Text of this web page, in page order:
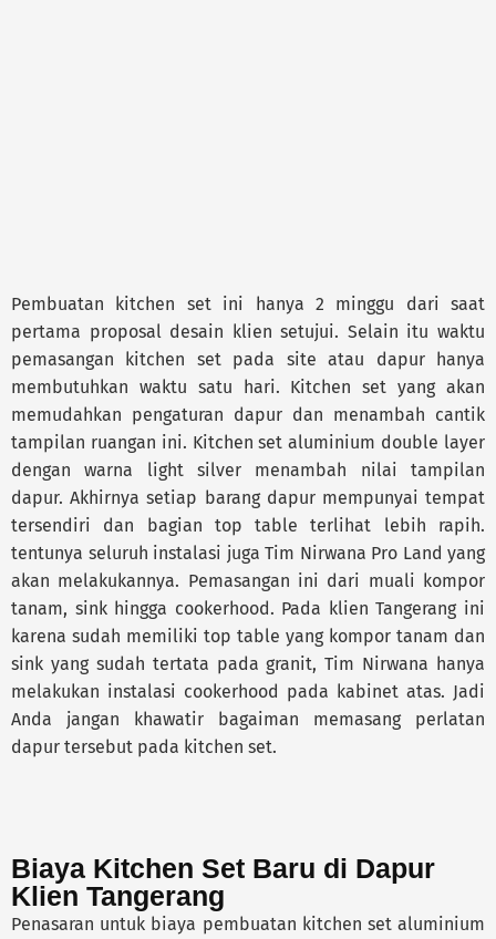
Pembuatan kitchen set ini hanya 2 minggu dari saat
pertama proposal desain klien setujui. Selain itu waktu
pemasangan kitchen set pada site atau dapur hanya
membutuhkan waktu satu hari. Kitchen set yang akan
memudahkan pengaturan dapur dan menambah cantik
tampilan ruangan ini. Kitchen set aluminium double layer
dengan warna light silver menambah nilai tampilan
dapur. Akhirnya setiap barang dapur mempunyai tempat
tersendiri dan bagian top table terlihat lebih rapih.
tentunya seluruh instalasi juga Tim Nirwana Pro Land yang
akan melakukannya. Pemasangan ini dari muali kompor
tanam, sink hingga cookerhood. Pada klien Tangerang ini
karena sudah memiliki top table yang kompor tanam dan
sink yang sudah tertata pada granit, Tim Nirwana hanya
melakukan instalasi cookerhood pada kabinet atas. Jadi
Anda jangan khawatir bagaiman memasang perlatan
dapur tersebut pada kitchen set.
Biaya Kitchen Set Baru di Dapur
Klien Tangerang
Penasaran untuk biaya pembuatan kitchen set aluminium